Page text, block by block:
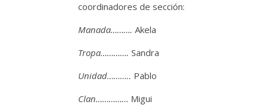
coordinadores de sección:
Manada………. Akela
Tropa…………. Sandra
Unidad……….. Pablo
Clan…………… Migui